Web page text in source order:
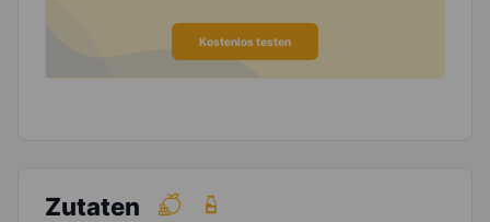
Kostenlos testen
Zutaten